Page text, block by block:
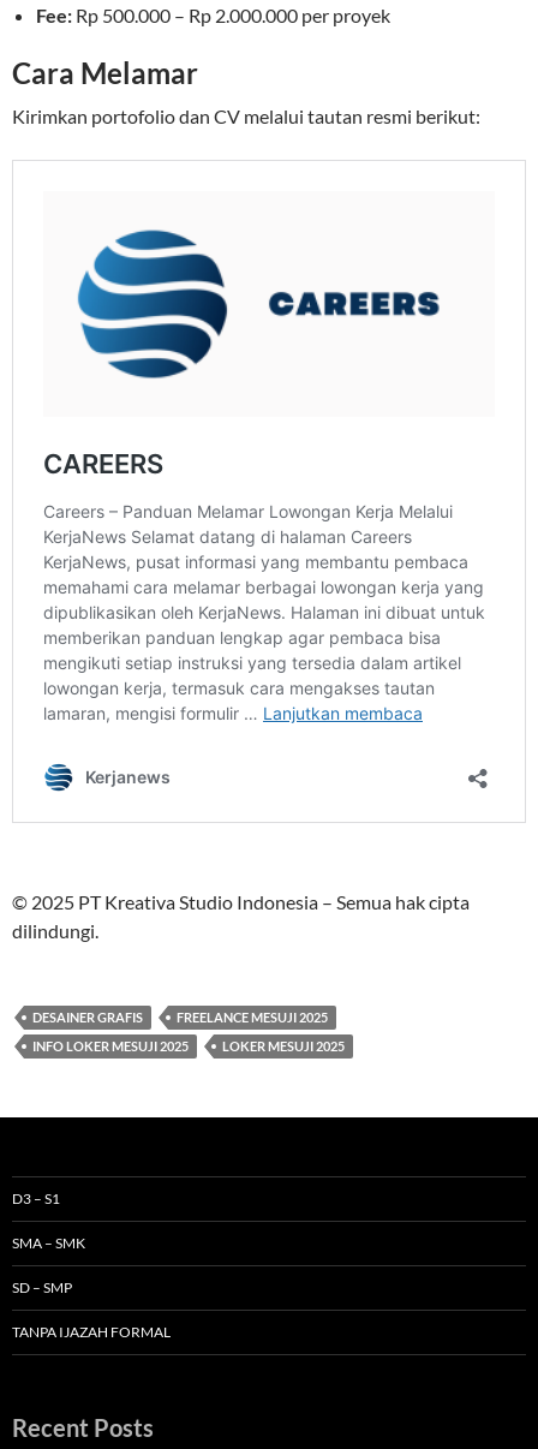
Fee: Rp 500.000 – Rp 2.000.000 per proyek
Cara Melamar
Kirimkan portofolio dan CV melalui tautan resmi berikut:
© 2025 PT Kreativa Studio Indonesia – Semua hak cipta
dilindungi.
DESAINER GRAFIS
FREELANCE MESUJI 2025
INFO LOKER MESUJI 2025
LOKER MESUJI 2025
D3 – S1
SMA – SMK
SD – SMP
TANPA IJAZAH FORMAL
Recent Posts